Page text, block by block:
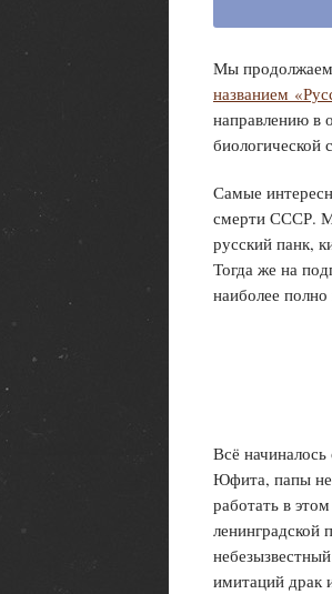
Мы продолжаем
названием
направлению в
биологической
Самые
смерти СССР.
русский панк,
Тогда же на
наиболее
Всё
Юфита, папы
работать в
ленинградской
имитаций драк